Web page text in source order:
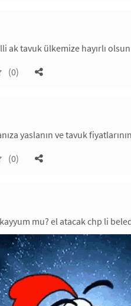
ak tavuk ülkemize hayırlı olsun
(0)
yaslanın ve tavuk
(0)
mu? el atacak chp li